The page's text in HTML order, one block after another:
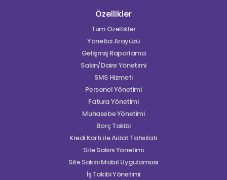
Özellikler
Tüm Özellikler
Yönetici Arayüzü
Gelişmiş Raporlama
Sakin/Daire Yönetimi
SMS Hizmeti
Personel Yönetimi
Fatura Yönetimi
Muhasebe Yönetimi
Borç Takibi
Kredi Kartı ile Aidat Tahsilatı
Site Sakini Yönetimi
Site Sakini Mobil Uygulaması
İş Takibi Yönetimi